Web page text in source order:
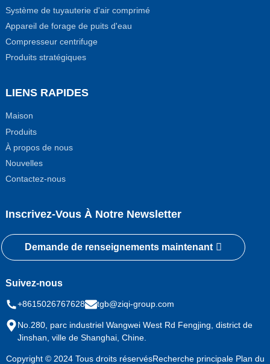
Système de tuyauterie d'air comprimé
Appareil de forage de puits d'eau
Compresseur centrifuge
Produits stratégiques
LIENS RAPIDES
Maison
Produits
À propos de nous
Nouvelles
Contactez-nous
Inscrivez-Vous À Notre Newsletter
Demande de renseignements maintenant
Suivez-nous
+8615026767628 tgb@ziqi-group.com
No.280, parc industriel Wangwei West Rd Fengjing, district de
Jinshan, ville de Shanghai, Chine.
Copyright © 2024 Tous droits réservésRecherche principale Plan du